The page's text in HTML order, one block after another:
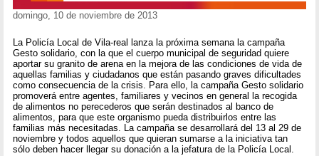
domingo, 10 de noviembre de 2013
La Policía Local de Vila-real lanza la próxima semana la campaña
Gesto solidario, con la que el cuerpo municipal de seguridad quiere
aportar su granito de arena en la mejora de las condiciones de vida de
aquellas familias y ciudadanos que están pasando graves dificultades
como consecuencia de la crisis. Para ello, la campaña Gesto solidario
promoverá entre agentes, familiares y vecinos en general la recogida
de alimentos no perecederos que serán destinados al banco de
alimentos, para que este organismo pueda distribuirlos entre las
familias más necesitadas. La campaña se desarrollará del 13 al 29 de
noviembre y todos aquellos que quieran sumarse a la iniciativa tan
sólo deben hacer llegar su donación a la jefatura de la Policía Local.